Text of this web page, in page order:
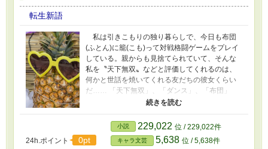
転生新語
私は引きこもりの独り暮らしで、今日も布団
(ふとん)に籠(こも)って対戦格闘ゲームをプレイ
している。親からも見捨てられていて、そんな
私を〝天下無双〟などと評価してくれるのは、
何かと世話を焼いてくれる友だちの彼女くらい
だ…… 「天下無双」、「ダンス」、「布団」
の、３つのお題で書いています。 カクヨム、
小説家になろうに投稿しています。 カクヨム
→https://kakuyomu.jp/works/168186221714062
30301 小説家になろう
→https://ncode.syosetu.com/n8868kf/
24h.ポイント 0pt
小説 229,022 位 / 229,022件
キャラ文芸 5,638 位 / 5,638件